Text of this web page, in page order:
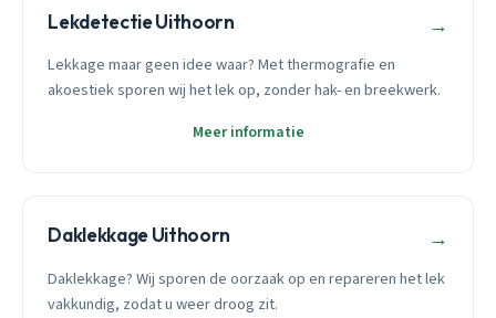
Lekdetectie Uithoorn →
Lekkage maar geen idee waar? Met thermografie en
akoestiek sporen wij het lek op, zonder hak- en breekwerk.
Meer informatie
Daklekkage Uithoorn →
Daklekkage? Wij sporen de oorzaak op en repareren het lek
vakkundig, zodat u weer droog zit.